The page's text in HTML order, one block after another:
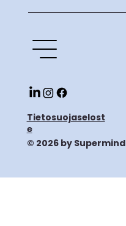
Tietosuojaselost
e
© 2026 by Supermind